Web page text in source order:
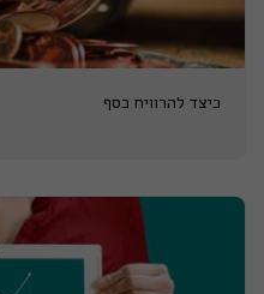
כיצד להרוויח כסף